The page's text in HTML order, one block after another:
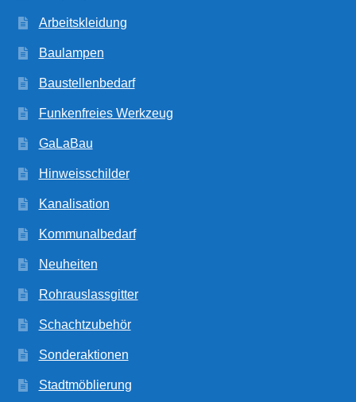
Arbeitskleidung
Baulampen
Baustellenbedarf
Funkenfreies Werkzeug
GaLaBau
Hinweisschilder
Kanalisation
Kommunalbedarf
Neuheiten
Rohrauslassgitter
Schachtzubehör
Sonderaktionen
Stadtmöblierung